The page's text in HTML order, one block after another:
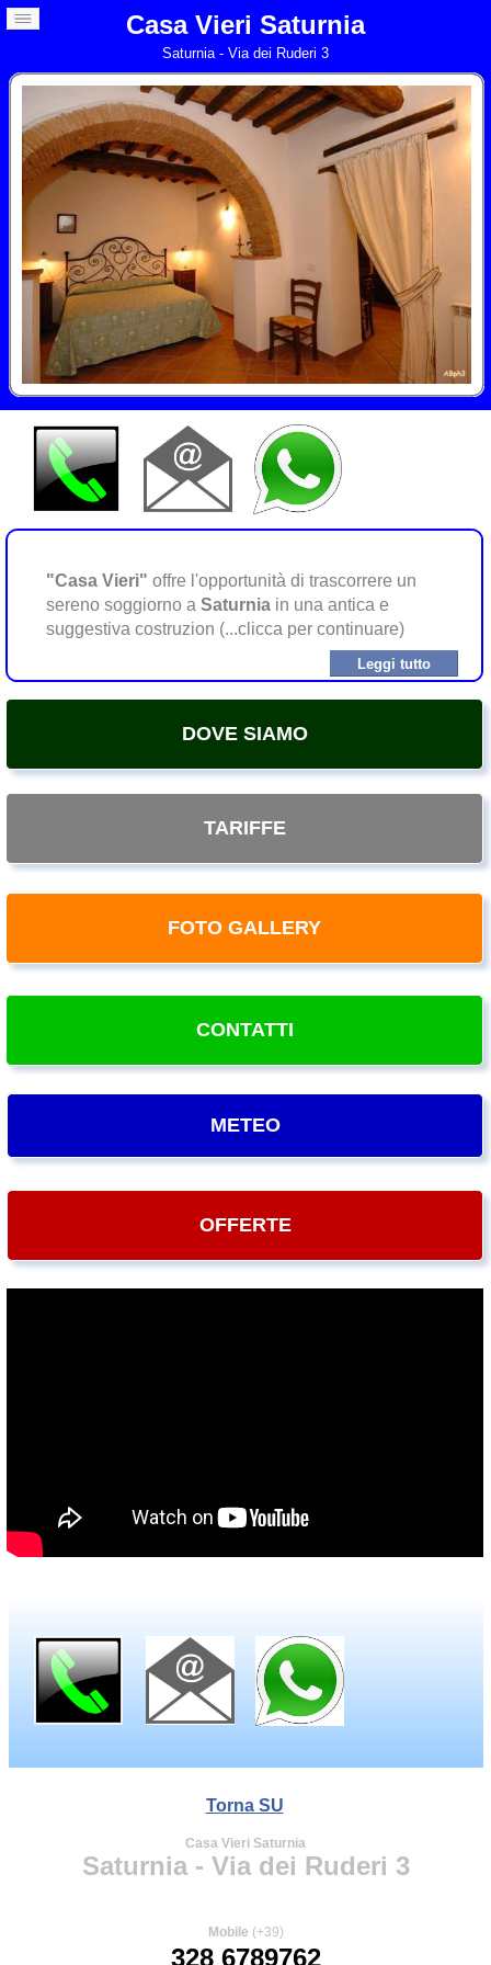
Casa Vieri Saturnia
Saturnia - Via dei Ruderi 3
"Casa Vieri" offre l'opportunità di trascorrere un
sereno soggiorno a Saturnia in una antica e
suggestiva costruzion (...clicca per continuare)
Leggi tutto
DOVE SIAMO
TARIFFE
FOTO GALLERY
CONTATTI
METEO
OFFERTE
Torna SU
Casa Vieri Saturnia
Saturnia - Via dei Ruderi 3
Mobile (+39)
328 6789762